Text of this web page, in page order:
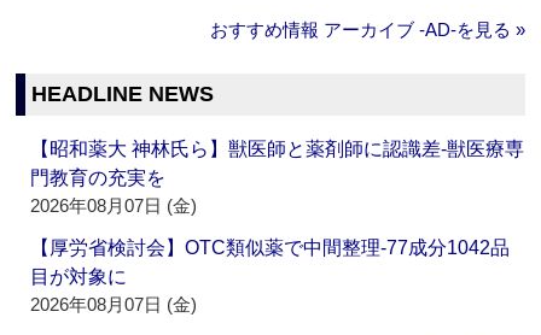
おすすめ情報 アーカイブ ‐AD‐を見る »
HEADLINE NEWS
【昭和薬大 神林氏ら】獣医師と薬剤師に認識差‐獣医療専
門教育の充実を
2026年08月07日 (金)
【厚労省検討会】OTC類似薬で中間整理‐77成分1042品
目が対象に
2026年08月07日 (金)